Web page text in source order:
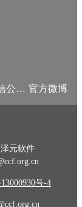
微信公众号 官方微博
元软件
号-4